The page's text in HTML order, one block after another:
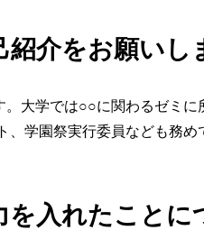
介をお願いし
学では○○に関わるゼミに
学園祭実行委員なども務
入れたことに